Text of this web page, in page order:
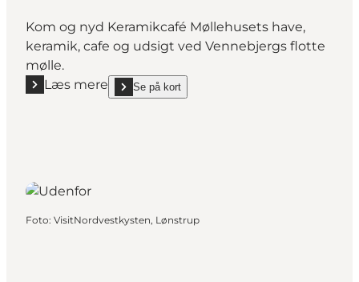
Kom og nyd Keramikcafé Møllehusets have,
keramik, cafe og udsigt ved Vennebjergs flotte
mølle.
Læs mere
Læs mere "Keramikcafé Møllehuset"
Se på kort
show Keramikcafé Møllehuset on_map
Foto: VisitNordvestkysten, Lønstrup